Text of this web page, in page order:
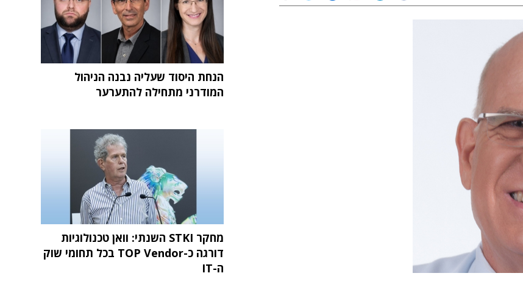
הנחת היסוד שעליה נבנה הניהול
המודרני מתחילה להתערער
מחקר STKI השנתי: וואן טכנולוגיות
דורגה כ-TOP Vendor בכל תחומי שוק
ה-IT